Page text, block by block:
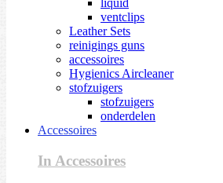
ventclips
Leather Sets
reinigings guns
accessoires
Hygienics Aircleaner
stofzuigers
stofzuigers
onderdelen
Accessoires
In Accessoires